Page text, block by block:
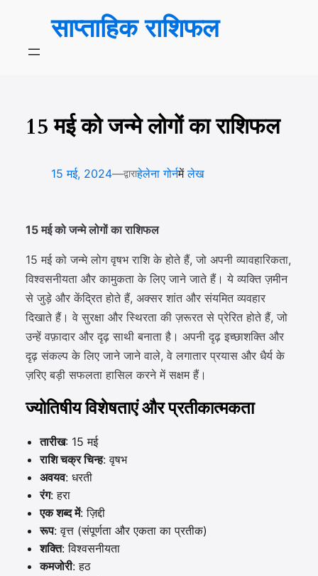
साप्ताहिक राशिफल
15 मई को जन्मे लोगों का राशिफल
15 मई, 2024—द्वाराहेलेना गोर्नमेंलेख
15 मई को जन्मे लोगों का राशिफल
15 मई को जन्मे लोग वृषभ राशि के होते हैं, जो अपनी व्यावहारिकता,
विश्वसनीयता और कामुकता के लिए जाने जाते हैं। ये व्यक्ति ज़मीन
से जुड़े और केंद्रित होते हैं, अक्सर शांत और संयमित व्यवहार
दिखाते हैं। वे सुरक्षा और स्थिरता की ज़रूरत से प्रेरित होते हैं, जो
उन्हें वफ़ादार और दृढ़ साथी बनाता है। अपनी दृढ़ इच्छाशक्ति और
दृढ़ संकल्प के लिए जाने जाने वाले, वे लगातार प्रयास और धैर्य के
ज़रिए बड़ी सफलता हासिल करने में सक्षम हैं।
ज्योतिषीय विशेषताएं और प्रतीकात्मकता
तारीख: 15 मई
राशि चक्र चिन्ह: वृषभ
अवयव: धरती
रंग: हरा
एक शब्द में: ज़िद्दी
रूप: वृत्त (संपूर्णता और एकता का प्रतीक)
शक्ति: विश्वसनीयता
कमजोरी: हठ